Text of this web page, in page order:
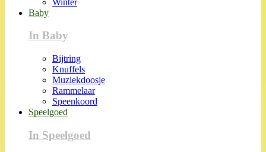
Baby
In Baby
Bijtring
Knuffels
Muziekdoosje
Rammelaar
Speenkoord
Speelgoed
In Speelgoed